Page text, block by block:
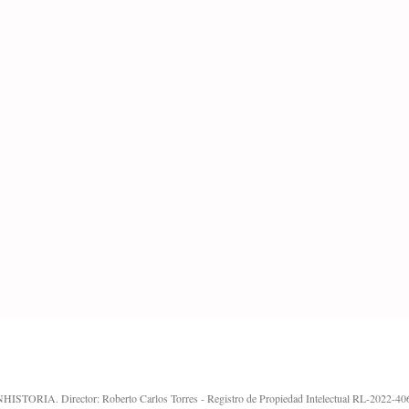
Director: Roberto Carlos Torres - Registro de Propiedad Intelectual RL-2022-